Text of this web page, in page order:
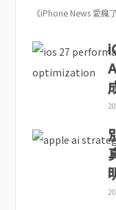
《iPhone News 愛瘋